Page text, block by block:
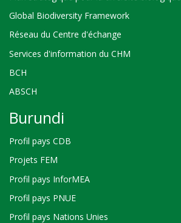
Global Biodiversity Framework
Réseau du Centre d'échange
Services d'information du CHM
BCH
ABSCH
Burundi
Profil pays CDB
Projets FEM
Profil pays InforMEA
Profil pays PNUE
Profil pays Nations Unies